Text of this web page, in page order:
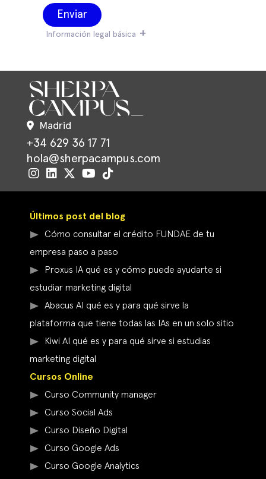
Información legal básica
Madrid
+34 629 36 17 71
hola@sherpacampus.com
Últimos post del blog
Cómo consultar el crédito FUNDAE de tu
empresa paso a paso
Proxus IA qué es y cómo puede ayudarte si
estudiar marketing digital
Abacus AI qué es y para qué sirve la
plataforma que tiene todas las IAs en un solo sitio
Kiwi AI qué es y para qué sirve si estudias
marketing digital
Cursos Online
Curso Community manager
Curso Social Ads
Curso Diseño Digital
Curso Google Ads
Curso Google Analytics